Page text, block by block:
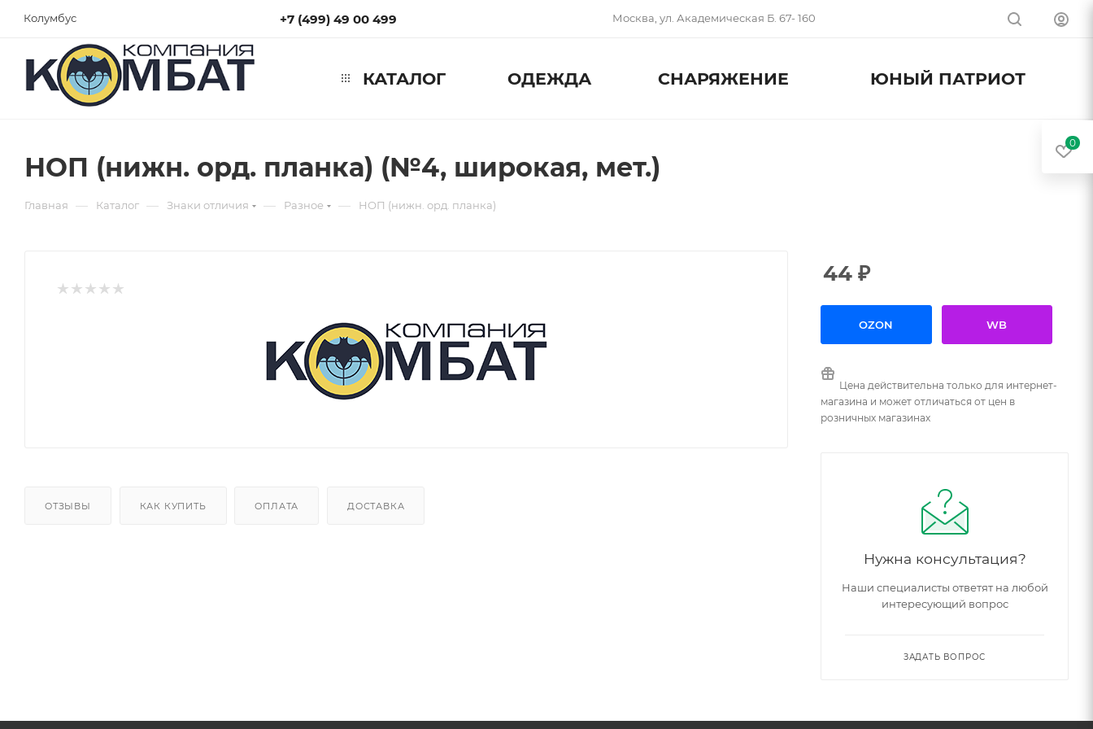
Колумбус +7 (499) 49 00 499 Москва, ул. Академическая Б. 67- 160
КАТАЛОГ ОДЕЖДА СНАРЯЖЕНИЕ ЮНЫЙ ПАТРИОТ
НОП (нижн. орд. планка) (№4, широкая, мет.)
Главная — Каталог — Знаки отличия — Разное — НОП (нижн. орд. планка)
ОТЗЫВЫ КАК КУПИТЬ ОПЛАТА ДОСТАВКА
44 ₽
OZON WB
Цена действительна только для интернет-
магазина и может отличаться от цен в
розничных магазинах
Нужна консультация?
Наши специалисты ответят на любой
интересующий вопрос
ЗАДАТЬ ВОПРОС
0